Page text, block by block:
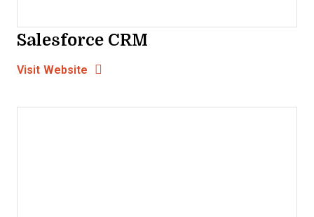
Salesforce CRM
Visit Website Opens New Window